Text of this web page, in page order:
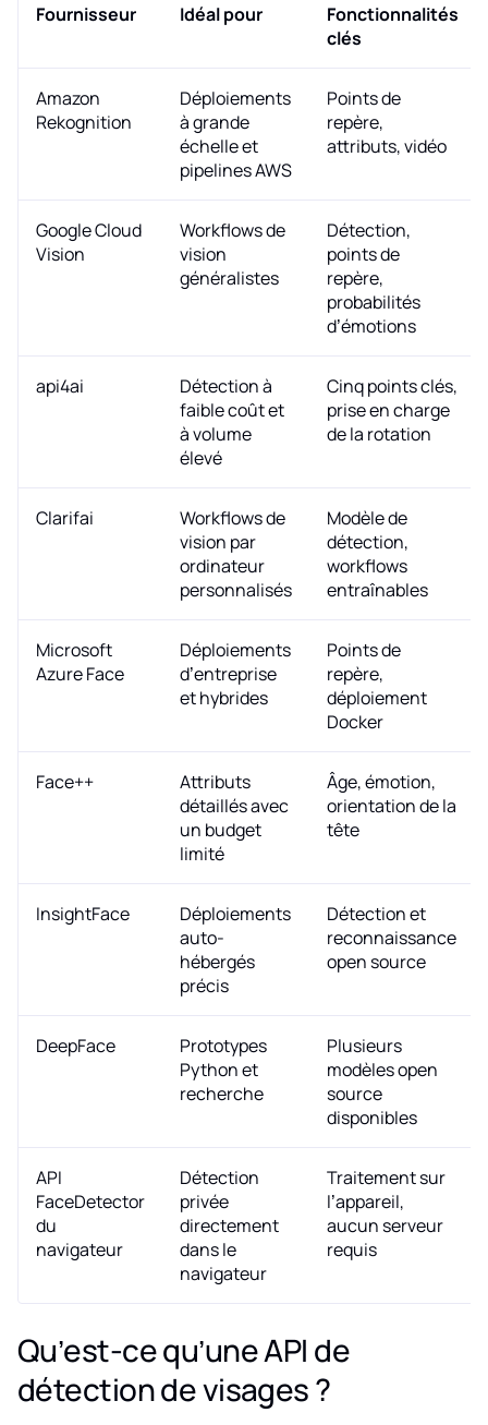
Fournisseur Idéal pour
Fonctionnalités
clés
Amazon
Rekognition
Déploiements
à grande
échelle et
pipelines AWS
Points de
repère,
attributs, vidéo
Google Cloud
Vision
Workflows de
vision
généralistes
Détection,
points de
repère,
probabilités
d’émotions
api4ai
Détection à
faible coût et
à volume
élevé
Cinq points clés,
prise en charge
de la rotation
Clarifai
Workflows de
vision par
ordinateur
personnalisés
Modèle de
détection,
workflows
entraînables
Microsoft
Azure Face
Déploiements
d’entreprise
et hybrides
Points de
repère,
déploiement
Docker
Face++
Attributs
détaillés avec
un budget
limité
Âge, émotion,
orientation de la
tête
InsightFace
Déploiements
auto-
hébergés
précis
Détection et
reconnaissance
open source
DeepFace
Prototypes
Python et
recherche
Plusieurs
modèles open
source
disponibles
API
FaceDetector
du
navigateur
Détection
privée
directement
dans le
navigateur
Traitement sur
l’appareil,
aucun serveur
requis
Qu’est-ce qu’une API de
détection de visages ?